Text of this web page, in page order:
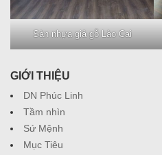
Sàn nhựa giả gỗ Lào Cai
GIỚI THIỆU
DN Phúc Linh
Tầm nhìn
Sứ Mệnh
Mục Tiêu